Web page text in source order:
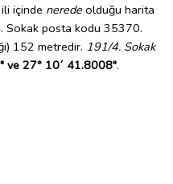
içinde nerede olduğu harita
Sokak posta kodu 35370.
152 metredir. 191/4. Sokak
ve 27° 10´ 41.8008".